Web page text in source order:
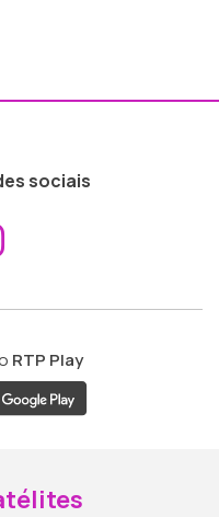
sociais
ao
RTP Play